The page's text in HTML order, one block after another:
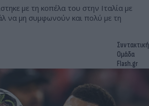
με τη κοπέλα του στην Ιταλία με
να μη συμφωνούν και πολύ με τη
Συντακτική
Ομάδα
Flash.gr